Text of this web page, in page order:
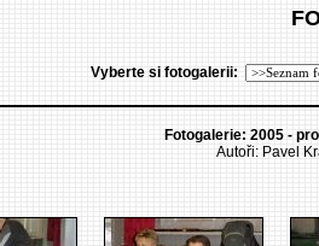
Vyberte si fotogalerii:
Fotogalerie: 2005 -
Autoři: Pavel